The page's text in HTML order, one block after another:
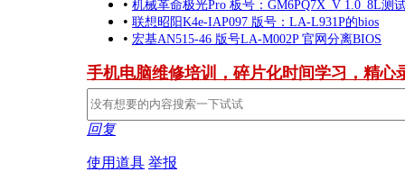
• 机械革命极光Pro 板号：GM6PQ7X_V 1.0_8L测
• 联想昭阳K4e-IAP097 版号：LA-L931P的bios
• 宏基AN515-46 版号LA-M002P 官网分离BIOS
手机电脑维修培训，碎片化时间学习，精心
回复
使用道具 举报